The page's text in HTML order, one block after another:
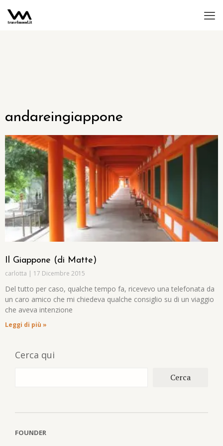
andareingiappone
Il Giappone (di Matte)
carlotta 17 Dicembre 2015
Del tutto per caso, qualche tempo fa, ricevevo una telefonata da
un caro amico che mi chiedeva qualche consiglio su di un viaggio
che aveva intenzione
Leggi di più »
Cerca qui
Cerca
FOUNDER